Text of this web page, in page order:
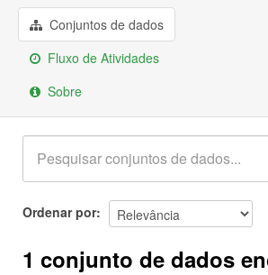
Sobre
Conjuntos de dados
Fluxo de Atividades
Sobre
Ordenar por
1 conjunto de dados